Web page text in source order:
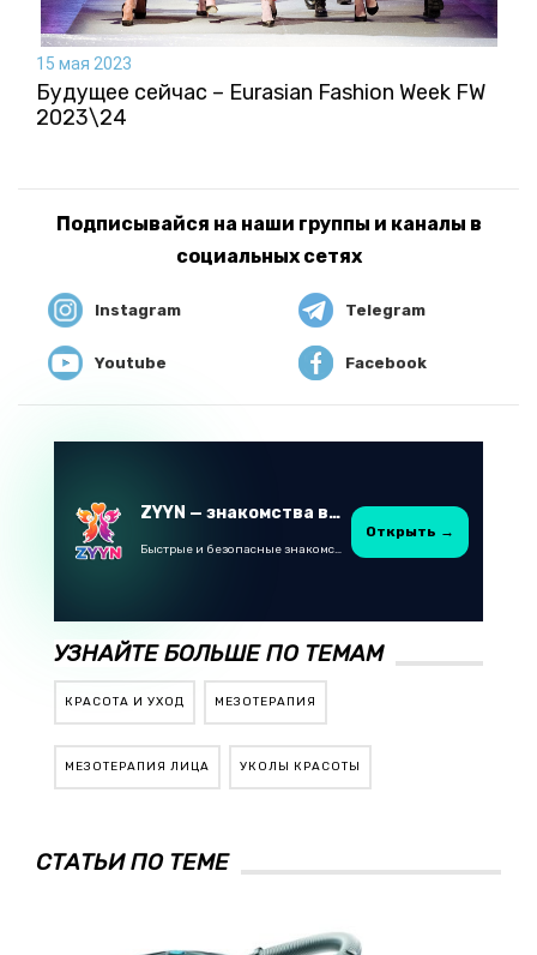
15 мая 2023
Будущее сейчас – Eurasian Fashion Week FW
2023\24
Подписывайся на наши группы и каналы в
социальных сетях
Instagram Telegram
Youtube Facebook
ZYYN — знакомства в Казахстане
Быстрые и безопасные знакомства в Telegram
Открыть →
УЗНАЙТЕ БОЛЬШЕ ПО ТЕМАМ
КРАСОТА И УХОД МЕЗОТЕРАПИЯ
МЕЗОТЕРАПИЯ ЛИЦА УКОЛЫ КРАСОТЫ
СТАТЬИ ПО ТЕМЕ